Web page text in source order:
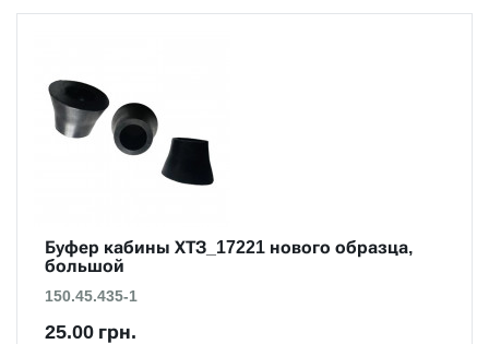
Буфер кабины ХТЗ_17221 нового образца,
большой
150.45.435-1
25.00 грн.